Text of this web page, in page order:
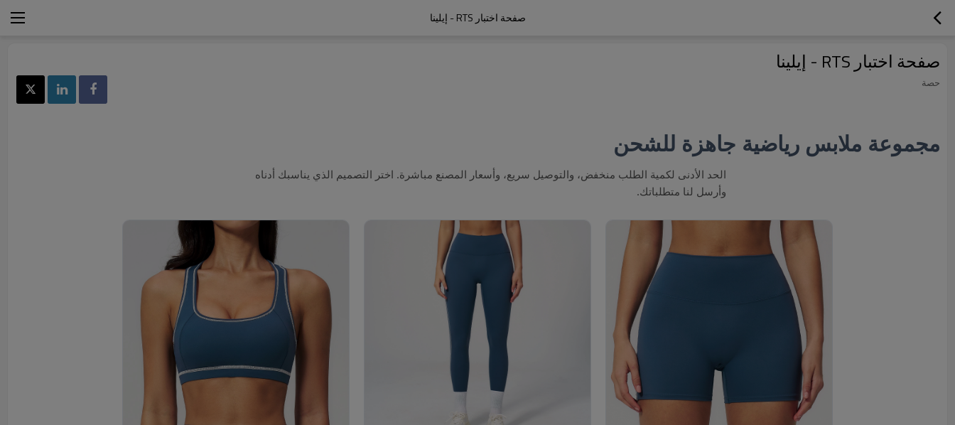
صفحة اختبار RTS - إيلينا
صفحة اختبار RTS - إيلينا
حصة
مجموعة ملابس رياضية جاهزة للشحن
الحد الأدنى لكمية الطلب منخفض، والتوصيل سريع، وأسعار المصنع مباشرة. اختر التصميم الذي يناسبك أدناه
وأرسل لنا متطلباتك.